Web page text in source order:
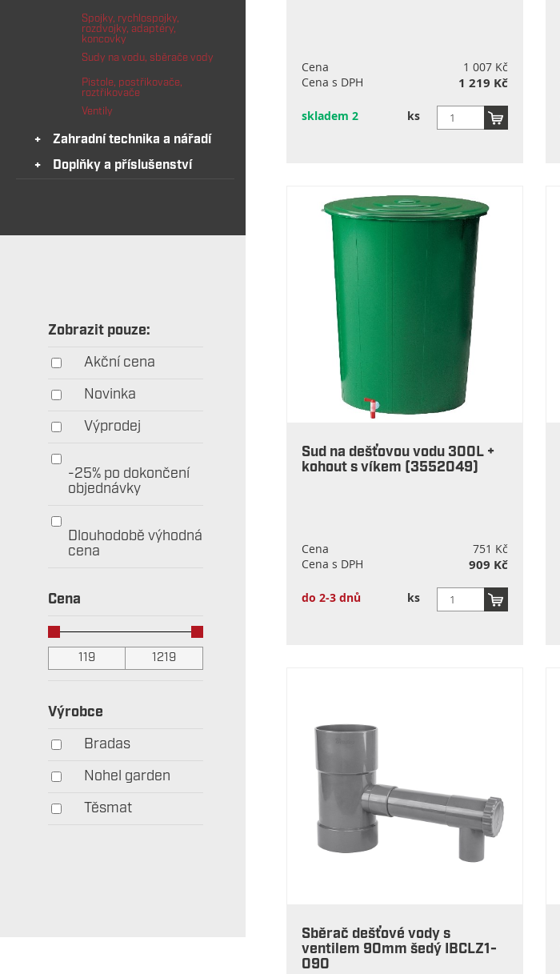
Spojky, rychlospojky,
rozdvojky, adaptéry,
koncovky
Sudy na vodu, sběrače vody
Pistole, postřikovače,
roztřikovače
Ventily
Zahradní technika a nářadí
Doplňky a příslušenství
Zobrazit pouze:
Akční cena
Novinka
Výprodej
-25% po dokončení
objednávky
Dlouhodobě výhodná
cena
Cena
Výrobce
Bradas
Nohel garden
Těsmat
Cena
1 007 Kč
Cena s DPH
1 219 Kč
skladem 2 ks
Sud na dešťovou vodu 300L +
kohout s víkem (3552049)
Cena
751 Kč
Cena s DPH
909 Kč
do 2-3 dnů ks
Sběrač dešťové vody s
ventilem 90mm šedý IBCLZ1-
090